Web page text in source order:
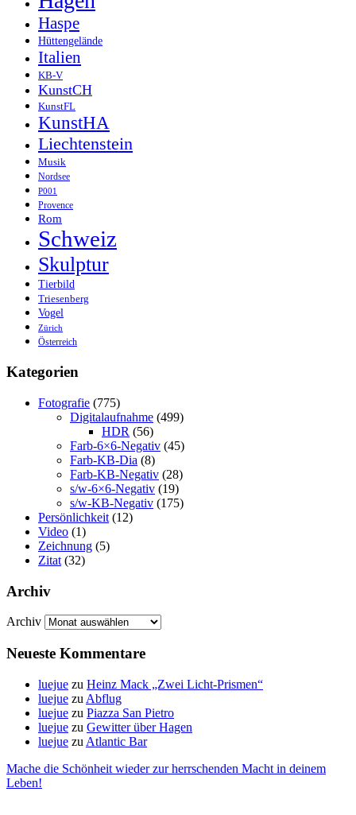
Haspe
Hüttengelände
Italien
KB-V
KunstCH
KunstFL
KunstHA
Liechtenstein
Musik
Nordsee
P001
Provence
Rom
Schweiz
Skulptur
Tierbild
Triesenberg
Vogel
Zürich
Österreich
Kategorien
Fotografie (775)
Digitalaufnahme (499)
HDR (56)
Farb-6×6-Negativ (45)
Farb-KB-Dia (8)
Farb-KB-Negativ (28)
s/w-6×6-Negativ (19)
s/w-KB-Negativ (175)
Persönlichkeit (12)
Video (1)
Zeichnung (5)
Zitat (32)
Archiv
Archiv
Neueste Kommentare
luejue zu Heinz Mack „Zwei Licht-Prismen“
luejue zu Abflug
luejue zu Piazza San Pietro
luejue zu Gewitter über Hagen
luejue zu Atlantic Bar
Mache die Schönheit wieder zur herrschenden Macht in deinem
Leben!